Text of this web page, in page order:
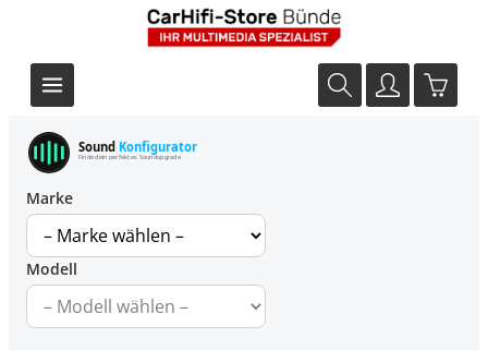
Sound Konfigurator
Finde dein perfektes Soundupgrade
Marke
Modell